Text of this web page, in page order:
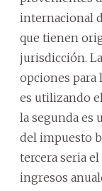
internacional
que tienen
jurisdicción.
opciones para
es utilizando
la segunda es
del impuesto
tercera seria
ingresos